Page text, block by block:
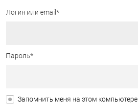
Логин или email*
Пароль*
Запомнить меня на этом компьютере